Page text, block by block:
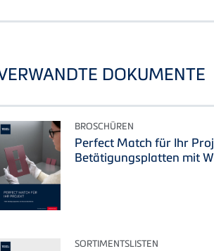
DOKUMENTE
BROSCHÜREN
Perfect Match für Ihr
Betätigungsplatten mit
SORTIMENTSLISTEN